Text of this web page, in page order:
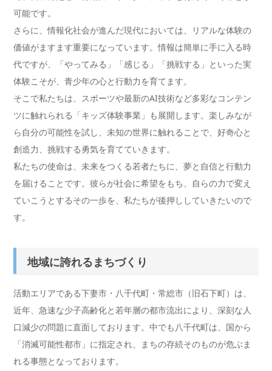
可能です。
さらに、情報化社会が進んだ現代においては、リアルな体験の
価値がますます重要になっています。情報は簡単に手に入る時
代ですが、「やってみる」「感じる」「挑戦する」といった実
体験こそが、青少年の心と行動力を育てます。
そこで私たちは、スポーツや最新のAI技術など多彩なコンテン
ツに触れられる「キッズ体験事業」も展開します。楽しみなが
ら自分の可能性を試し、未知の世界に触れることで、好奇心と
創造力、挑戦する勇気を育てていきます。
私たちの使命は、未来をつくる若者たちに、夢と自信と行動力
を届けることです。彼らが社会に希望をもち、自らの力で変え
ていこうとするその一歩を、私たちが後押ししていきたいので
す。
地域に誇れるまちづくり
活動エリアである下妻市・八千代町・常総市（旧石下町）は、
近年、急速な少子高齢化と若年層の都市流出により、深刻な人
口減少の問題に直面しております。中でも八千代町は、国から
「消滅可能性都市」に指定され、まちの存続そのものが危ぶま
れる事態となっております。